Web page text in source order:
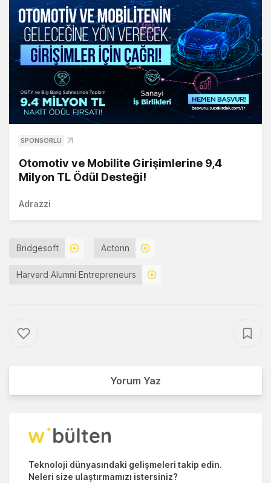
SPONSORLU
Otomotiv ve Mobilite Girişimlerine 9,4
Milyon TL Ödül Desteği!
Adrazzi
Bridgesoft Actonn
Harvard Alumni Entrepreneurs
Yorum Yaz
Teknoloji dünyasındaki gelişmeleri takip edin.
Neleri size ulaştırmamızı istersiniz?